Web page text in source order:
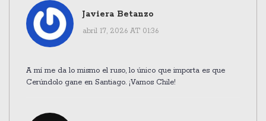
Javiera Betanzo
abril 17, 2026 AT 01:36
A mí me da lo mismo el ruso, lo único que importa es que
Cerúndolo gane en Santiago. ¡Vamos Chile!